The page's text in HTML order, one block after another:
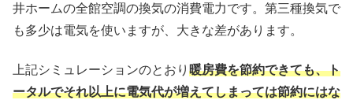
井ホームの全館空調の換気の消費電力です。第三種換気で
も多少は電気を使いますが、大きな差があります。
上記シミュレーションのとおり 暖房費を節約できても、ト
ータルでそれ以上に電気代が増えてしまっては節約にはな